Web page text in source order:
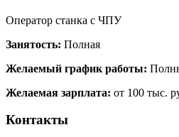
Оператор станка с ЧПУ
Занятость: Полная
Желаемый график работы:
Желаемая зарплата: от 100 тыс.
Контакты